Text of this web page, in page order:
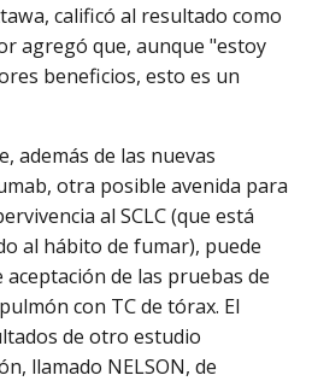
calificó al resultado como
agregó que, aunque "estoy
beneficios, esto es un
además de las nuevas
otra posible avenida para
al SCLC (que está
al hábito de fumar), puede
de las pruebas de
con TC de tórax. El
de otro estudio
llamado NELSON, de